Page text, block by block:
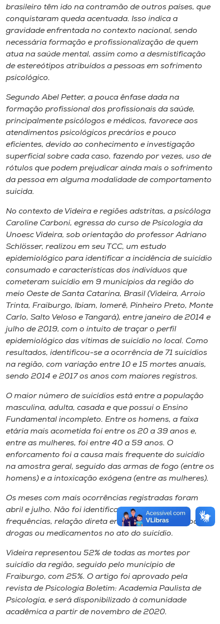
brasileiro têm ido na contramão de outros países, que
conquistaram queda acentuada. Isso indica a
gravidade enfrentada no contexto nacional, sendo
necessária formação e profissionalização de quem
atua na saúde mental, assim como a desmistificação
de estereótipos atribuídos a pessoas em sofrimento
psicológico.
Segundo Abel Petter, a pouca ênfase dada na
formação profissional dos profissionais da saúde,
principalmente psicólogos e médicos, favorece aos
atendimentos psicológicos precários e pouco
eficientes, devido ao conhecimento e investigação
superficial sobre cada caso, fazendo por vezes, uso de
rótulos que podem prejudicar ainda mais o sofrimento
da pessoa em alguma modalidade de comportamento
suicida.
No contexto de Videira e regiões adstritas, a psicóloga
Caroline Carboni, egressa do curso de Psicologia da
Unoesc Videira, sob orientação do professor Adriano
Schlösser, realizou em seu TCC, um estudo
epidemiológico para identificar a incidência de suicídio
consumado e características dos indivíduos que
cometeram suicídio em 9 municípios da região do
meio Oeste de Santa Catarina, Brasil (Videira, Arroio
Trinta, Fraiburgo, Ibiam, Iomerê, Pinheiro Preto, Monte
Carlo, Salto Veloso e Tangará), entre janeiro de 2014 e
julho de 2019, com o intuito de traçar o perfil
epidemiológico das vítimas de suicídio no local. Como
resultados, identificou-se a ocorrência de 71 suicídios
na região, com variação entre 10 e 15 mortes anuais,
sendo 2014 e 2017 os anos com maiores registros.
O maior número de suicídios está entre a população
masculina, adulta, casada e que possui o Ensino
Fundamental incompleto. Entre os homens, a faixa
etária mais acometida foi entre os 20 a 39 anos e,
entre as mulheres, foi entre 40 a 59 anos. O
enforcamento foi a causa mais frequente do suicídio
na amostra geral, seguido das armas de fogo (entre os
homens) e a intoxicação exógena (entre as mulheres).
Os meses com mais ocorrências registradas foram
abril e julho. Não foi identificada, com base nas
frequências, relação direta entre ingestão de álcool,
drogas ou medicamentos no ato do suicídio.
Videira representou 52% de todas as mortes por
suicídio da região, seguido pelo município de
Fraiburgo, com 25%. O artigo foi aprovado pela
revista de Psicologia Boletim: Academia Paulista de
Psicologia, e será disponibilizado à comunidade
acadêmica a partir de novembro de 2020.